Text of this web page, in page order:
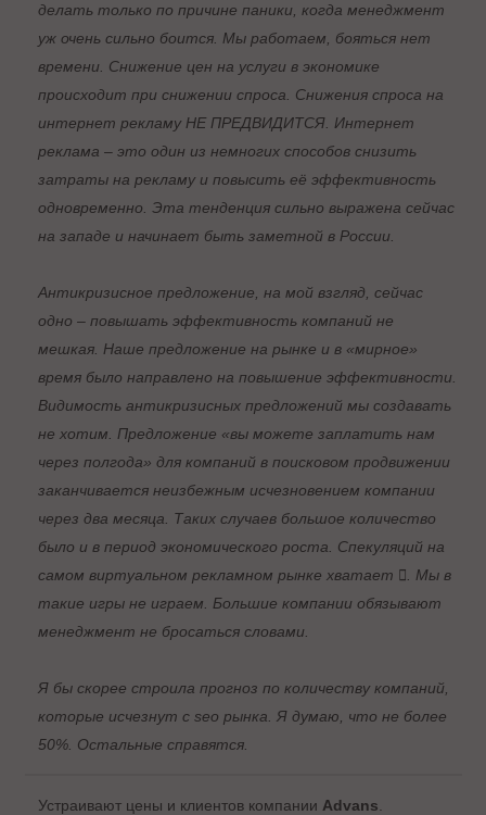
делать только по причине паники, когда менеджмент
уж очень сильно боится. Мы работаем, бояться нет
времени. Снижение цен на услуги в экономике
происходит при снижении спроса. Снижения спроса на
интернет рекламу НЕ ПРЕДВИДИТСЯ. Интернет
реклама – это один из немногих способов снизить
затраты на рекламу и повысить её эффективность
одновременно. Эта тенденция сильно выражена сейчас
на западе и начинает быть заметной в России.
Антикризисное предложение, на мой взгляд, сейчас
одно – повышать эффективность компаний не
мешкая. Наше предложение на рынке и в «мирное»
время было направлено на повышение эффективности.
Видимость антикризисных предложений мы создавать
не хотим. Предложение «вы можете заплатить нам
через полгода» для компаний в поисковом продвижении
заканчивается неизбежным исчезновением компании
через два месяца. Таких случаев большое количество
было и в период экономического роста. Спекуляций на
самом виртуальном рекламном рынке хватает . Мы в
такие игры не играем. Большие компании обязывают
менеджмент не бросаться словами.
Я бы скорее строила прогноз по количеству компаний,
которые исчезнут с seo рынка. Я думаю, что не более
50%. Остальные справятся.
Устраивают цены и клиентов компании Advans